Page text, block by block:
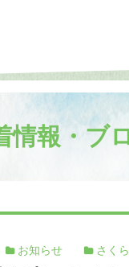
情報・ブ
お知らせ さく